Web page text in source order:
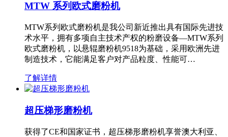
MTW 系列欧式磨粉机
MTW系列欧式磨粉机是我公司新近推出具有国际先进技
术水平，拥有多项自主技术产权的粉磨设备—MTW系列
欧式磨粉机，以悬辊磨粉机9518为基础，采用欧洲先进
制造技术，它能满足客户对产品粒度、性能可…
了解详情
超压梯形磨粉机
获得了CE和国家证书，超压梯形磨粉机享誉澳大利亚、